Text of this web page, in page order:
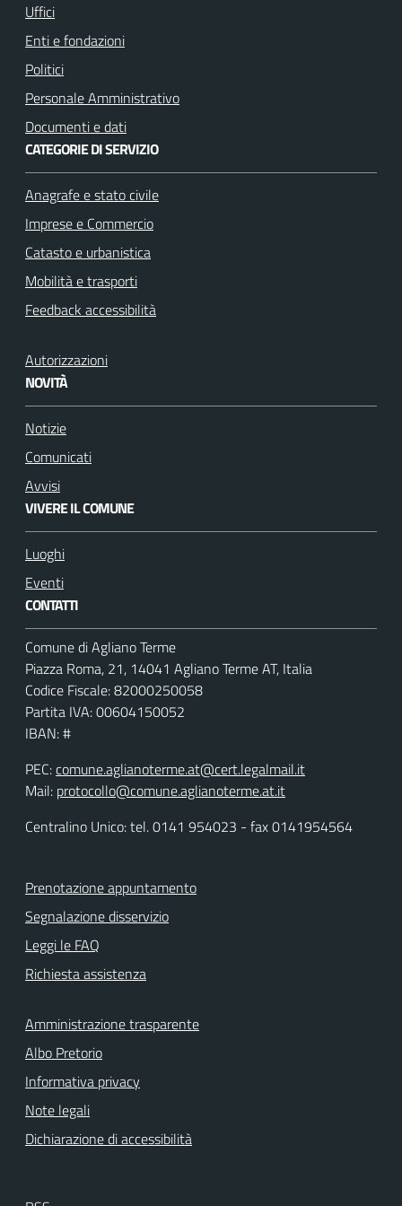
k
m
Uffici
Enti e fondazioni
Politici
Personale Amministrativo
Documenti e dati
CATEGORIE DI SERVIZIO
Anagrafe e stato civile
Imprese e Commercio
Catasto e urbanistica
Mobilità e trasporti
Feedback accessibilità
Autorizzazioni
NOVITÀ
Notizie
Comunicati
Avvisi
VIVERE IL COMUNE
Luoghi
Eventi
CONTATTI
Comune di Agliano Terme
Piazza Roma, 21, 14041 Agliano Terme AT, Italia
Codice Fiscale: 82000250058
Partita IVA: 00604150052
IBAN: #
PEC:comune.aglianoterme.at@cert.legalmail.it
Mail: protocollo@comune.aglianoterme.at.it
Centralino Unico: tel. 0141 954023 - fax 0141954564
Prenotazione appuntamento
Segnalazione disservizio
Leggi le FAQ
Richiesta assistenza
Amministrazione trasparente
Albo Pretorio
Informativa privacy
Note legali
Dichiarazione di accessibilità